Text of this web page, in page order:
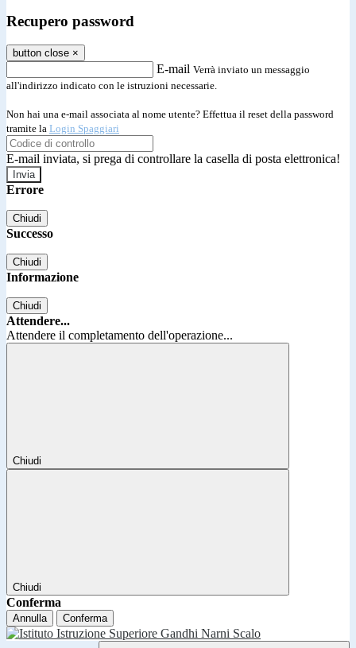
Recupero password
button close ×
E-mail Verrà inviato un messaggio
all'indirizzo indicato con le istruzioni necessarie.
Non hai una e-mail associata al nome utente? Effettua il reset della password
tramite la Login Spaggiari
E-mail inviata, si prega di controllare la casella di posta elettronica!
Errore
Chiudi
Successo
Chiudi
Informazione
Chiudi
Attendere...
Attendere il completamento dell'operazione...
Chiudi
Chiudi
Conferma
Annulla Conferma